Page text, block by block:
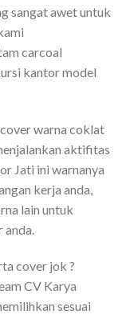
sangat awet untuk
carcoal
kantor model
warna coklat
aktifitas
Jati ini warnanya
kerja anda,
lain untuk
cover jok ?
CV Karya
sesuai